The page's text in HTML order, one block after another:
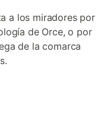
a los miradores por
de Orce, o por
de la comarca